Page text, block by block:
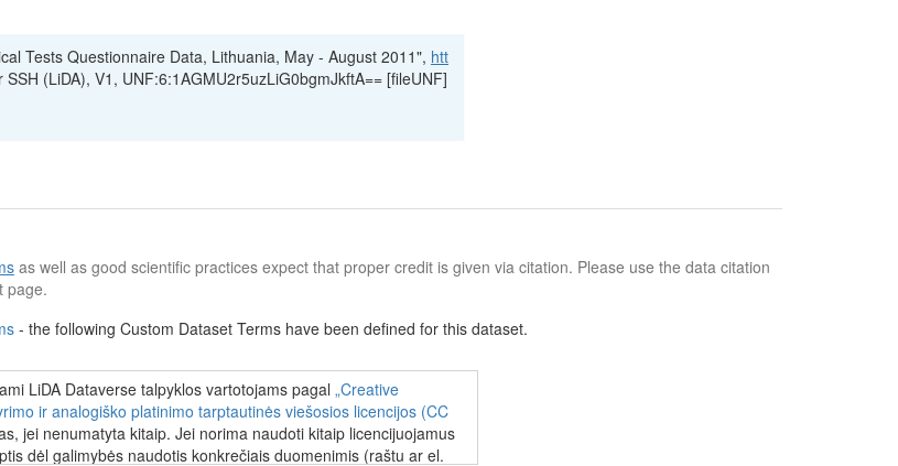
Tests Questionnaire Data, Lithuania, May - August 2011", htt
(LiDA), V1, UNF:6:1AGMU2r5uzLiG0bgmJkftA== [fileUNF]
as well as good scientific practices expect that proper credit is given via citation. Please use the data citation
page.
- the following Custom Dataset Terms have been defined for this dataset.
LiDA Dataverse talpyklos vartotojams pagal „Creative
ir analogiško platinimo tarptautinės viešosios licencijos (CC
jei nenumatyta kitaip. Jei norima naudoti kitaip licencijuojamus
dėl galimybės naudotis konkrečiais duomenimis (raštu ar el.